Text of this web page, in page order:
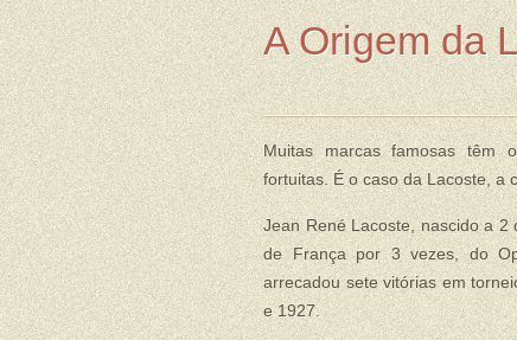
A Origem da
Muitas marcas famosas têm
fortuitas. É o caso da Lacoste, a
Jean René Lacoste, nascido a
de França por 3 vezes, do
arrecadou sete vitórias em
e 1927.